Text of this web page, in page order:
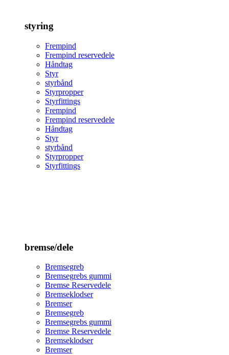
styring
Frempind
Frempind reservedele
Håndtag
Styr
styrbånd
Styrpropper
Styrfittings
Frempind
Frempind reservedele
Håndtag
Styr
styrbånd
Styrpropper
Styrfittings
bremse/dele
Bremsegreb
Bremsegrebs gummi
Bremse Reservedele
Bremseklodser
Bremser
Bremsegreb
Bremsegrebs gummi
Bremse Reservedele
Bremseklodser
Bremser